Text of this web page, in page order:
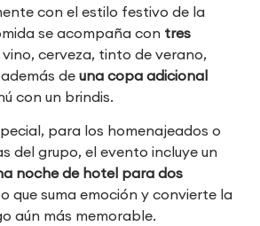
con el estilo festivo de la
se acompaña con tres
vino, cerveza, tinto de verano,
de una copa adicional
con un brindis.
para los homenajeados o
del grupo, el evento incluye un
noche de hotel para dos
que suma emoción y convierte la
aún más memorable.